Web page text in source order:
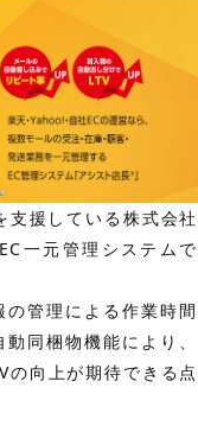
支援している株式会社
一元管理システムで
管理による作業時間
同梱物機能により、
向上が期待できる点